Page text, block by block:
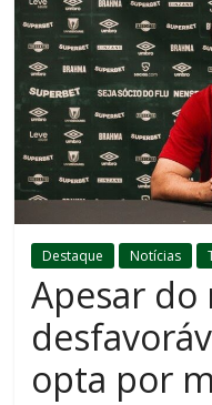
Destaque Notícias
Apesar
opta por